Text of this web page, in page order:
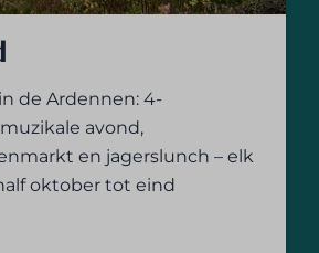
de Ardennen: 4-
avond,
en jagerslunch – elk
oktober tot eind